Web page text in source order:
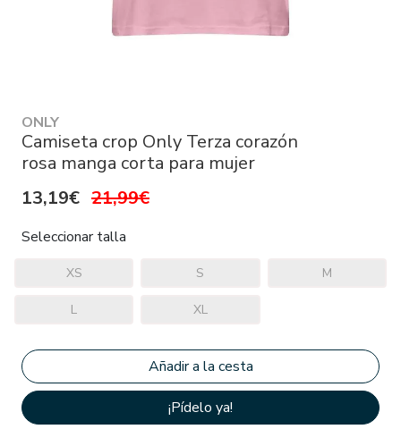
ONLY
Camiseta crop Only Terza corazón
rosa manga corta para mujer
13,19€ 21,99€
Seleccionar talla
XS S M
L XL
¡Pídelo ya!